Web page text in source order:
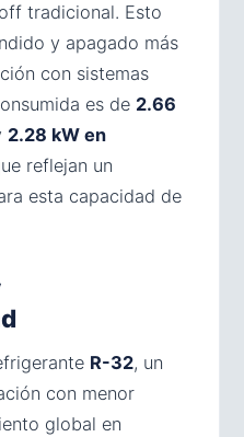
tradicional. Esto
y apagado más
con sistemas
es de 2.66
2.28 kW en
reflejan un
esta capacidad de
R-32, un
con menor
global en